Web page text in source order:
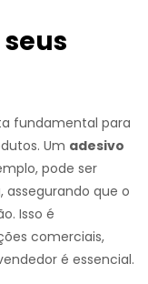
fundamental para
Um adesivo
pode ser
que o
Isso é
comerciais,
é essencial.